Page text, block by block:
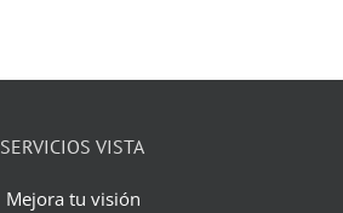
SERVICIOS VISTA
Mejora tu visión